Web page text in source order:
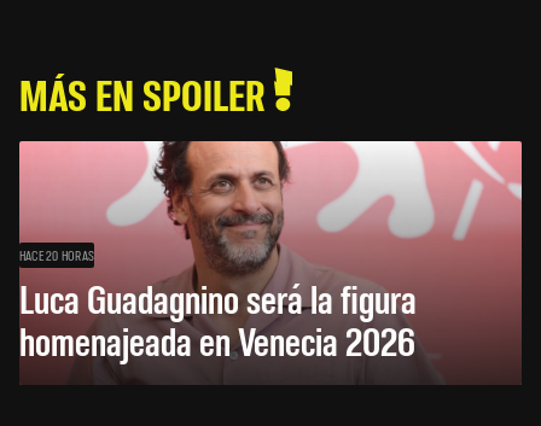
MÁS EN SPOILER
HACE 20 HORAS
Luca Guadagnino será la figura
homenajeada en Venecia 2026